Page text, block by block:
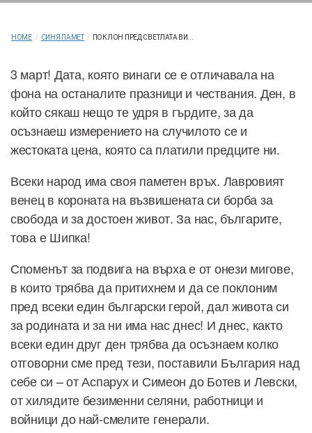
HOME / СИНЯ ПАМЕТ / ПОКЛОН ПРЕД СВЕТЛАТА ВИ...
3 март! Дата, която винаги се е отличавала на
фона на останалите празници и чествания. Ден, в
който сякаш нещо те удря в гърдите, за да
осъзнаеш измерението на случилото се и
жестоката цена, която са платили предците ни.
Всеки народ има своя паметен връх. Лавровият
венец в короната на възвишената си борба за
свобода и за достоен живот. За нас, българите,
това е Шипка!
Споменът за подвига на върха е от онези мигове,
в които трябва да притихнем и да се поклоним
пред всеки един български герой, дал живота си
за родината и за ни има нас днес! И днес, както
всеки един друг ден трябва да осъзнаем колко
отговорни сме пред тези, поставили България над
себе си – от Аспарух и Симеон до Ботев и Левски,
от хилядите безименни селяни, работници и
войници до най-смелите генерали.